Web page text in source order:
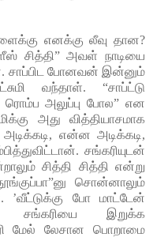
எனக்கு லீவு தான?
சித்தி” அவள் நாடியை
சாப்பிட போனவன் இன்னும்
வந்தாள். “சாப்ட்டு
அலுப்பு போல” என
அது வித்தியாசமாக
என்ன அடிக்கடி,
சங்கரியுடன்
சித்தி சித்தி என்று
சொன்னாலும்
’வீட்டுக்கு போ மாட்டேன்
சங்கரியை இறுக்க
மேல் லேசான பொறாமை